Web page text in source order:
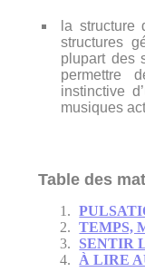
la structure
structures
plupart des
permettre
instinctive
musiques
Table des
TEMPS,
SENTIR
À LIRE